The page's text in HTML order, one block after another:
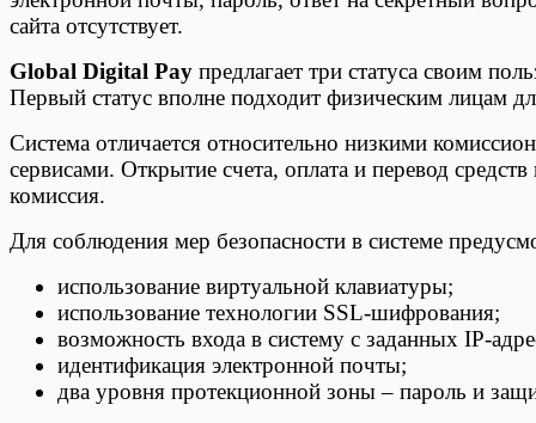
сайта отсутствует.
Global Digital Pay предлагает три статуса своим
Первый статус вполне подходит физическим лицам
Система отличается относительно низкими
сервисами. Открытие счета, оплата и перевод
комиссия.
Для соблюдения мер безопасности в системе
использование виртуальной клавиатуры;
использование технологии SSL-шифрования;
возможность входа в систему с заданных IP-
идентификация электронной почты;
два уровня протекционной зоны – пароль и